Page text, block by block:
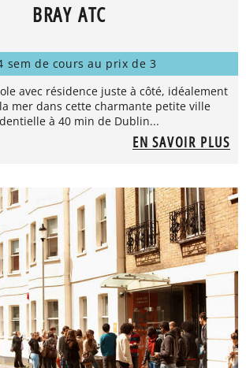
BRAY ATC
sem de cours au prix de 3
avec résidence juste à côté, idéalement
mer dans cette charmante petite ville
à 40 min de Dublin...
EN SAVOIR PLUS